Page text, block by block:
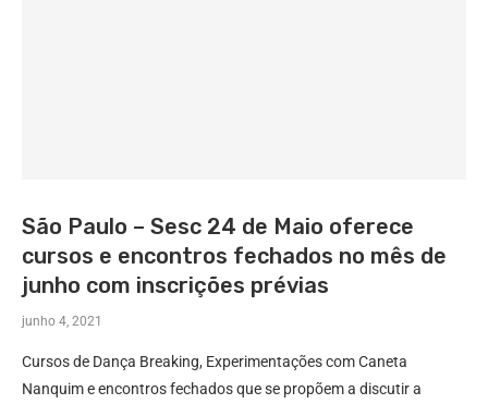
São Paulo – Sesc 24 de Maio oferece
cursos e encontros fechados no mês de
junho com inscrições prévias
junho 4, 2021
Cursos de Dança Breaking, Experimentações com Caneta
Nanquim e encontros fechados que se propõem a discutir a